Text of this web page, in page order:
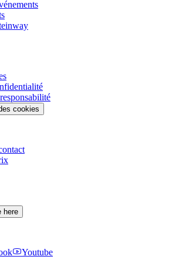
cookies
here
Youtube